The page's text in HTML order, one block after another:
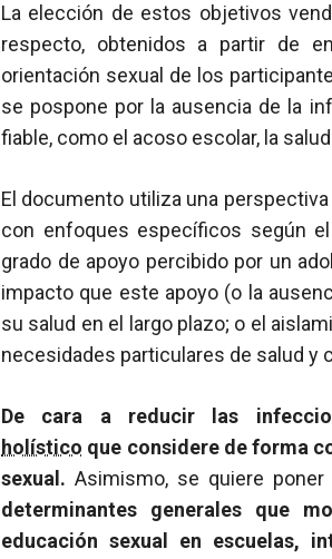
La elección de estos objetivos
respecto, obtenidos a partir de
orientación sexual de los
se pospone por la ausencia de la
fiable, como el acoso escolar, la
El documento utiliza una
con enfoques específicos según
grado de apoyo percibido por un
impacto que este apoyo (o la
su salud en el largo plazo; o el
necesidades particulares de salud y
De cara a reducir las
holístico que considere de forma
sexual. Asimismo, se quiere
determinantes generales que
educación sexual en escuelas,